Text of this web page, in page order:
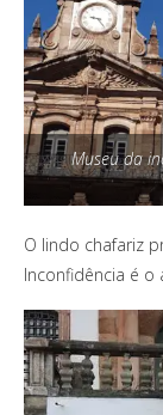
Museu da
O lindo chafariz
Inconfidência é o